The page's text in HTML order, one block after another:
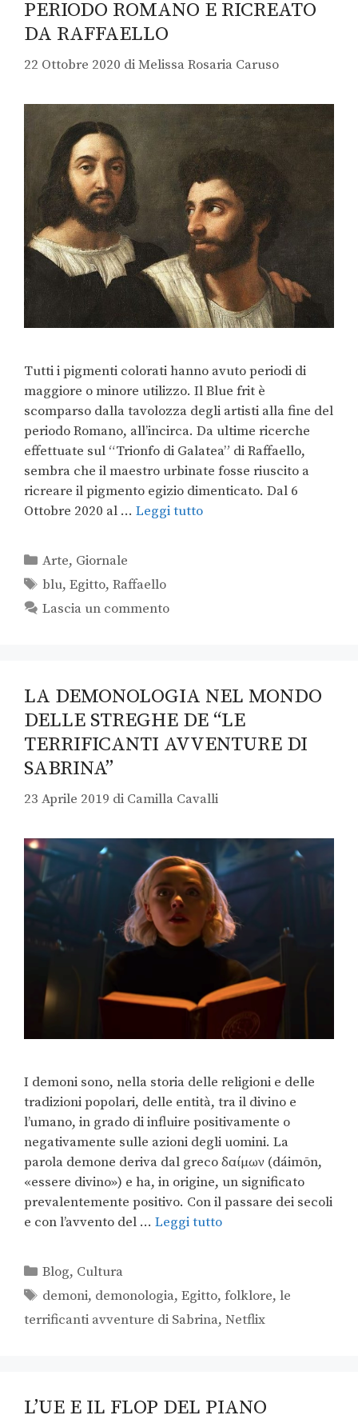
PERIODO ROMANO E RICREATO
DA RAFFAELLO
22 Ottobre 2020 diMelissa Rosaria Caruso
Tutti i pigmenti colorati hanno avuto periodi di
maggiore o minore utilizzo. Il Blue frit è
scomparso dalla tavolozza degli artisti alla fine del
periodo Romano, all’incirca. Da ultime ricerche
effettuate sul “Trionfo di Galatea” di Raffaello,
sembra che il maestro urbinate fosse riuscito a
ricreare il pigmento egizio dimenticato. Dal 6
Ottobre 2020 al … Leggi tutto
Arte, Giornale
blu,Egitto,Raffaello
Lascia un commento
LA DEMONOLOGIA NEL MONDO
DELLE STREGHE DE “LE
TERRIFICANTI AVVENTURE DI
SABRINA”
23 Aprile 2019 di Camilla Cavalli
I demoni sono, nella storia delle religioni e delle
tradizioni popolari, delle entità, tra il divino e
l’umano, in grado di influire positivamente o
negativamente sulle azioni degli uomini. La
parola demone deriva dal greco δαίμων (dáimōn,
«essere divino») e ha, in origine, un significato
prevalentemente positivo. Con il passare dei secoli
e con l’avvento del … Leggi tutto
Blog, Cultura
demoni, demonologia,Egitto,folklore,le
terrificanti avventure di Sabrina, Netflix
L’UE E IL FLOP DEL PIANO